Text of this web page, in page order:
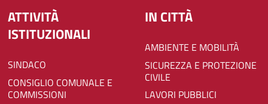
ATTIVITÀ
ISTITUZIONALI
SINDACO
CONSIGLIO COMUNALE E
COMMISSIONI
IN CITTÀ
AMBIENTE E MOBILITÀ
SICUREZZA E PROTEZIONE
CIVILE
LAVORI PUBBLICI